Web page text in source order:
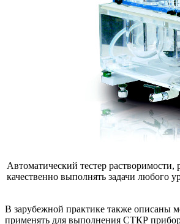
Автоматический тестер
качественно выполнять задачи любого
В зарубежной практике также описаны
применять для выполнения СТКР